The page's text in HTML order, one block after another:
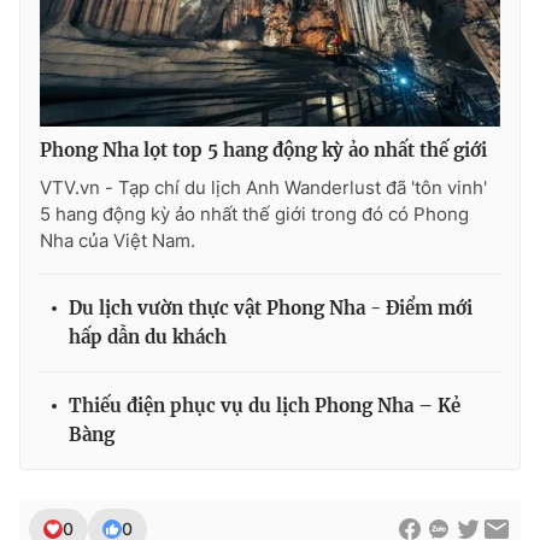
THỜI BÁO VTV
Theo dõi báo trên
Cơ quan chủ quản:Đài Truyền hình Việt Nam
Cơ quan báo chí:Thời báo VTV
cấp ngày 29/12/2023
Tổng Biên tập:
Tổng đài VTV:
024.38 355 931 - 024.38 355 932
Phong Nha lọt top 5 hang động kỳ ảo nhất thế giới
VTV.vn - Tạp chí du lịch Anh Wanderlust đã 'tôn vinh'
5 hang động kỳ ảo nhất thế giới trong đó có Phong
Nha của Việt Nam.
Du lịch vườn thực vật Phong Nha - Điểm mới
hấp dẫn du khách
Thiếu điện phục vụ du lịch Phong Nha – Kẻ
Bàng
0 0